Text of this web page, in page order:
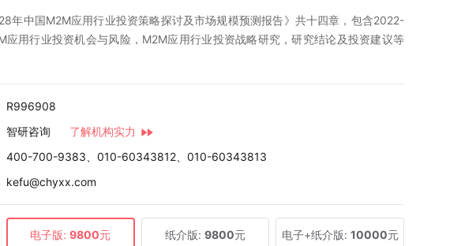
年中国M2M应用行业投资策略探讨及市场规模预测报告》共十四章，包含2022-
应用行业投资机会与风险，M2M应用行业投资战略研究，研究结论及投资建议等
R996908
智研咨询
了解机构实力
400-700-9383、010-60343812、010-60343813
kefu@chyxx.com
电子版: 9800元 纸介版: 9800元 电子+纸介版: 10000元